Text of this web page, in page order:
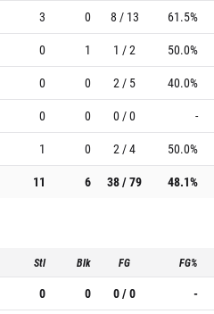
3 0 8 / 13 61.5%
0 1 1 / 2 50.0%
0 0 2 / 5 40.0%
0 0 0 / 0 -
1 0 2 / 4 50.0%
11 6 38 / 79 48.1%
Stl Blk FG FG%
0 0 0 / 0 -